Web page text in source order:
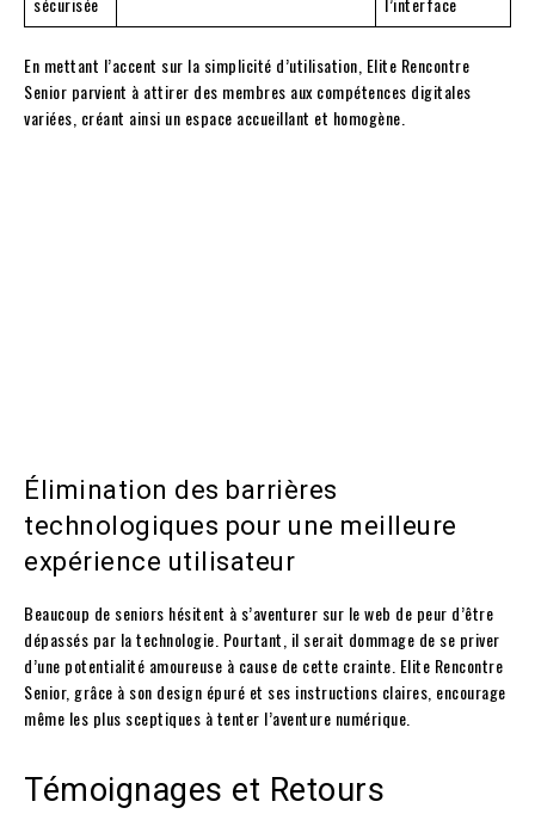
En mettant l’accent sur la simplicité d’utilisation, Elite Rencontre
Senior parvient à attirer des membres aux compétences digitales
variées, créant ainsi un espace accueillant et homogène.
Élimination des barrières
technologiques pour une meilleure
expérience utilisateur
Beaucoup de seniors hésitent à s’aventurer sur le web de peur d’être
dépassés par la technologie. Pourtant, il serait dommage de se priver
d’une potentialité amoureuse à cause de cette crainte. Elite Rencontre
Senior, grâce à son design épuré et ses instructions claires, encourage
même les plus sceptiques à tenter l’aventure numérique.
Témoignages et Retours